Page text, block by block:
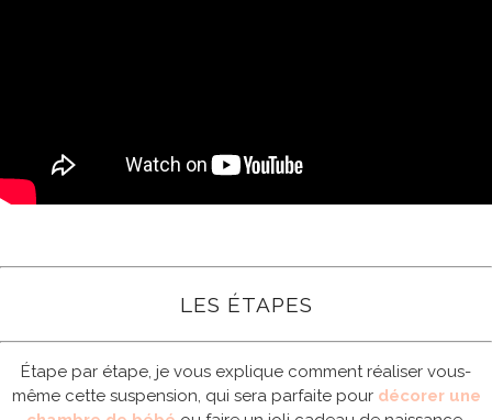
LES ÉTAPES
Étape par étape, je vous explique comment réaliser vous-
même cette suspension, qui sera parfaite pour décorer une